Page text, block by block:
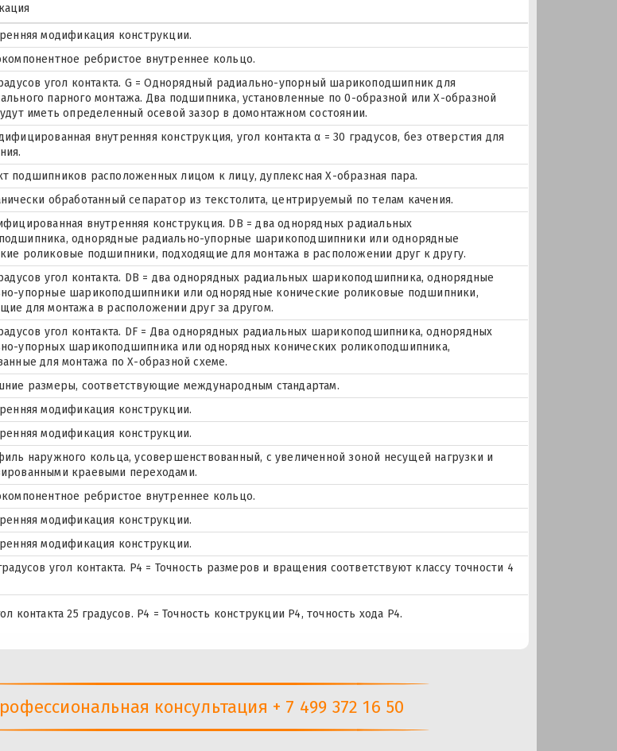
модификация конструкции.
ребристое внутреннее кольцо.
угол контакта. G = Однорядный радиально-упорный шарикоподшипник для
парного монтажа. Два подшипника, установленные по 0-образной или Х-образной
иметь определенный осевой зазор в домонтажном состоянии.
внутренняя конструкция, угол контакта α = 30 градусов, без отверстия для
подшипников расположенных лицом к лицу, дуплексная Х-образная пара.
обработанный сепаратор из текстолита, центрируемый по телам качения.
внутренняя конструкция. DB = два однорядных радиальных
однорядные радиально-упорные шарикоподшипники или однорядные
роликовые подшипники, подходящие для монтажа в расположении друг к другу.
угол контакта. DB = два однорядных радиальных шарикоподшипника, однорядные
упорные шарикоподшипники или однорядные конические роликовые подшипники,
для монтажа в расположении друг за другом.
угол контакта. DF = Два однорядных радиальных шарикоподшипника, однорядных
упорных шарикоподшипника или однорядных конических роликоподшипника,
для монтажа по Х-образной схеме.
размеры, соответствующие международным стандартам.
модификация конструкции.
модификация конструкции.
наружного кольца, усовершенствованный, с увеличенной зоной несущей нагрузки и
краевыми переходами.
ребристое внутреннее кольцо.
модификация конструкции.
модификация конструкции.
угол контакта. P4 = Точность размеров и вращения соответствуют классу точности 4
контакта 25 градусов. P4 = Точность конструкции P4, точность хода P4.
консультация + 7 499 372 16 50